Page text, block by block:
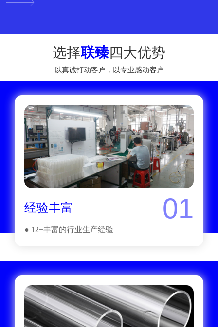
选择联臻四大优势
以真诚打动客户，以专业感动客户
经验丰富 01
● 12+丰富的行业生产经验